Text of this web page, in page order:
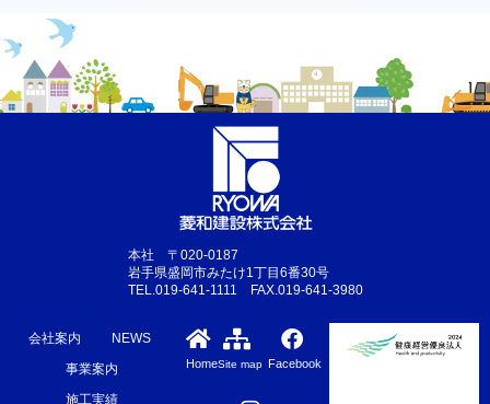
本社 〒020-0187
岩手県盛岡市みたけ1丁目6番30号
TEL.019-641-1111 FAX.019-641-3980
会社案内
NEWS
事業案内
施工実績
HomeSite map Facebook